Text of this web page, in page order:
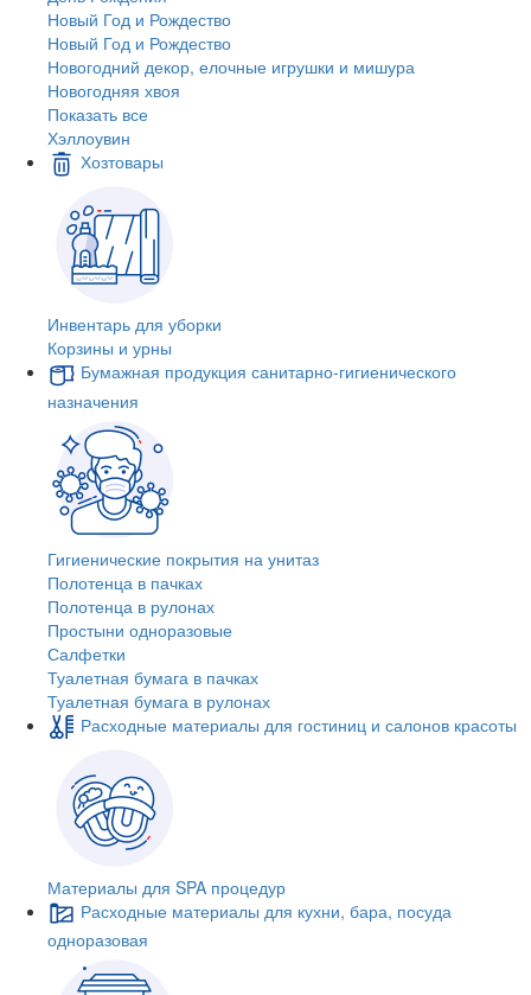
Новый Год и Рождество
Новый Год и Рождество
Новогодний декор, елочные игрушки и мишура
Новогодняя хвоя
Показать все
Хэллоувин
Хозтовары
Инвентарь для уборки
Корзины и урны
Бумажная продукция санитарно-гигиенического
назначения
Гигиенические покрытия на унитаз
Полотенца в пачках
Полотенца в рулонах
Простыни одноразовые
Салфетки
Туалетная бумага в пачках
Туалетная бумага в рулонах
Расходные материалы для гостиниц и салонов красоты
Материалы для SPA процедур
Расходные материалы для кухни, бара, посуда
одноразовая